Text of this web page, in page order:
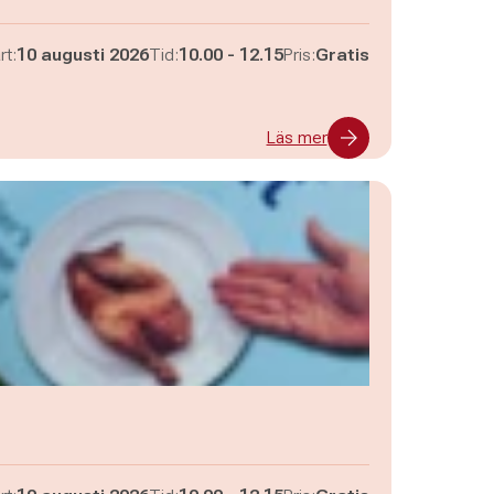
10 augusti 2026Tid:Pågår mellan
10.00 - och
12.15Pris:Gratis
Läs mer